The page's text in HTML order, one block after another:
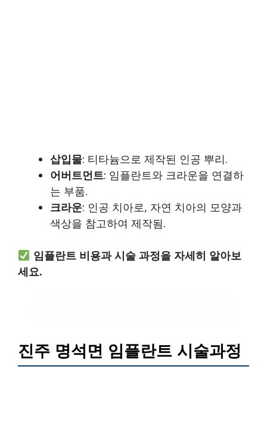
삽입물: 티타늄으로 제작된 인공 뿌리.
어버트먼트: 임플란트와 크라운을 연결하
는 부품.
크라운: 인공 치아로, 자연 치아의 모양과
색상을 참고하여 제작됨.
임플란트 비용과 시술 과정을 자세히 알아보
세요.
진주 명석면 임플란트 시술과정